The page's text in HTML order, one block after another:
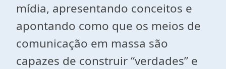
mídia, apresentando conceitos e
apontando como que os meios de
comunicação em massa são
capazes de construir “verdades” e